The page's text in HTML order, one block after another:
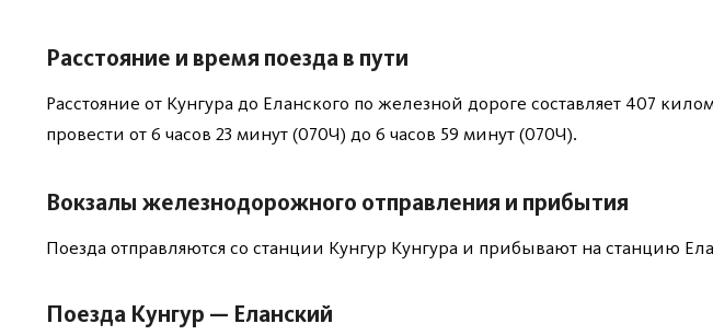
Расстояние и время поезда в пути
Расстояние от Кунгура до Еланского по железной дороге составляет 407
провести от 6 часов 23 минут (070Ч) до 6 часов 59 минут (070Ч).
Вокзалы железнодорожного отправления и прибытия
Поезда отправляются со станции Кунгур Кунгура и прибывают на станцию
Поезда Кунгур — Еланский